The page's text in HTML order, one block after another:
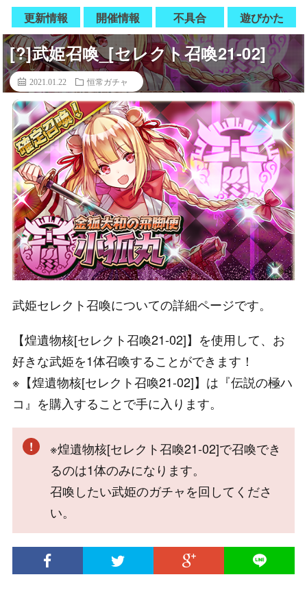
更新情報 開催情報 不具合 遊びかた
[?]武姫召喚_[セレクト召喚21-02]
2021.01.22 恒常ガチャ
武姫セレクト召喚についての詳細ページです。
【煌遺物核[セレクト召喚21-02]】を使用して、お
好きな武姫を1体召喚することができます！
※【煌遺物核[セレクト召喚21-02]】は『伝説の極ハ
コ』を購入することで手に入ります。
※煌遺物核[セレクト召喚21-02]で召喚でき
るのは1体のみになります。
召喚したい武姫のガチャを回してくださ
い。